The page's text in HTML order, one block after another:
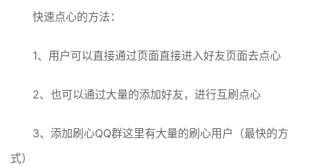
快速点心的方法：
1、用户可以直接通过页面直接进入好友页面去点心
2、也可以通过大量的添加好友，进行互刷点心
3、添加刷心QQ群这里有大量的刷心用户（最快的方
式）